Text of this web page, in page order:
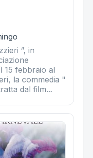
”, in
15 febbraio al
la commedia "
dal film...